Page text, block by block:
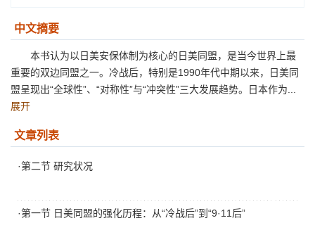
中文摘要
本书认为以日美安保体制为核心的日美同盟，是当今世界上最
重要的双边同盟之一。冷战后，特别是1990年代中期以来，日美同
盟呈现出“全球性”、“对称性”与“冲突性”三大发展趋势。日本作为...
展开
文章列表
·第二节 研究状况
·第一节 日美同盟的强化历程：从“冷战后”到“9·11后”